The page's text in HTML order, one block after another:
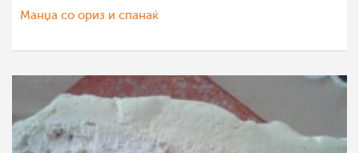
Манџа со ориз и спанаќ